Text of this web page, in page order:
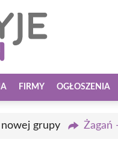
FIRMY OGŁOSZENIA
nowej grupy Żagań